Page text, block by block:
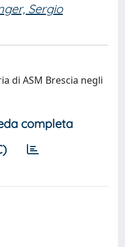
Sergio
di ASM Brescia negli
completa